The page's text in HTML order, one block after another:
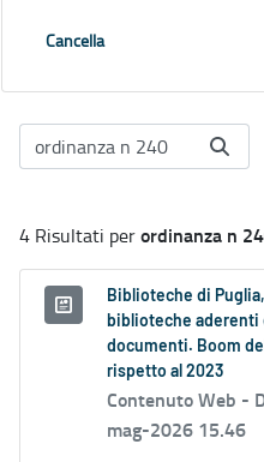
Cancella
4 Risultati perordinanza n
Biblioteche di
biblioteche aderenti
documenti. Boom
rispetto al 2023
Contenuto Web -
mag-2026 15.46